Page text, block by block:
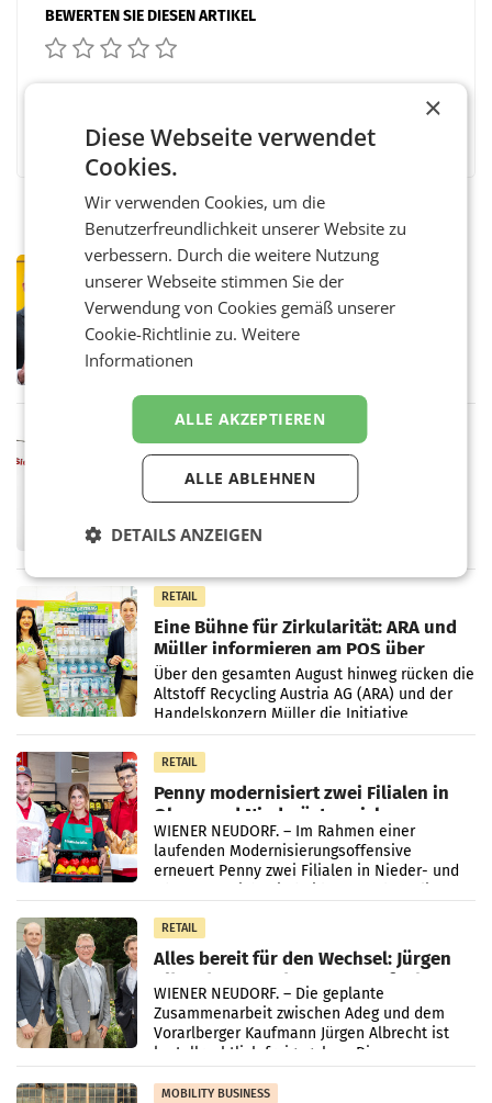
BEWERTEN SIE DIESEN ARTIKEL
PRIMENEWS
Österreichische Post: Umsatzplus im
ersten Halbjahr trotz schwachem
Briefgeschäft
WIEN Die Österreichische Post AG hat im
ersten Halbjahr 2026 einen Konzernumsatz
einem Plus von 3,8 Prozent gegenüber dem
Vergleichszeitraum
ProSiebenSat.1 spart und macht
überraschend viel Gewinn
UNTERFÖHRING/MAILAND/AMSTERDAM. Der
Frühjahr dank Kostensenkungen operativ
Markterwartung deutlich übertroffen.
RETAIL
Eine Bühne für Zirkularität: ARA und
Müller informieren am POS über
Kreislauffähigkeit
Über den gesamten August hinweg rücken die
Altstoff Recycling Austria AG (ARA) und der
Handelskonzern Müller die Initiative
„Kreislauf-Helden“ in allen österreichischen
Müller-Filialen
RETAIL
Penny modernisiert zwei Filialen in
Ober- und Niederösterreich
WIENER NEUDORF. – Im Rahmen einer
laufenden Modernisierungsoffensive
erneuert Penny zwei Filialen in Nieder- und
RETAIL
Alles bereit für den Wechsel: Jürgen
Albrecht setzt ab 1.1.2027 auf Adeg
WIENER NEUDORF. – Die geplante
Zusammenarbeit zwischen Adeg und dem
Vorarlberger Kaufmann Jürgen Albrecht ist
kartellrechtlich freigegeben: Die
Bundeswettbewerbsbehörde und der
Bundeskartellanwalt
MOBILITY BUSINESS
×
Diese Webseite verwendet
Cookies.
Wir verwenden Cookies, um die
Benutzerfreundlichkeit unserer Website zu
verbessern. Durch die weitere Nutzung
unserer Webseite stimmen Sie der
Verwendung von Cookies gemäß unserer
Cookie-Richtlinie zu.Weitere
Informationen
ALLE AKZEPTIEREN
ALLE ABLEHNEN
DETAILS ANZEIGEN